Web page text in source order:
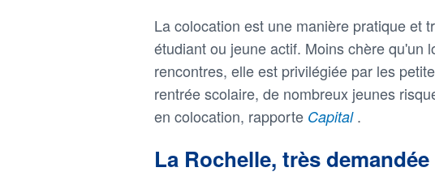
La colocation est une manière pratique et
étudiant ou jeune actif. Moins chère qu'un
rencontres, elle est privilégiée par les
rentrée scolaire, de nombreux jeunes
en colocation, rapporte Capital .
La Rochelle, très demandée